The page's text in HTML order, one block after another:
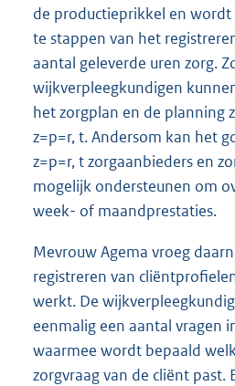
de productieprikkel en
te stappen van het
aantal geleverde uren zorg.
wijkverpleegkundigen
het zorgplan en de planning
z=p=r, t. Andersom kan het
z=p=r, t zorgaanbieders en
mogelijk ondersteunen om
week- of maandprestaties.
Mevrouw Agema vroeg
registreren van
werkt. De
eenmalig een aantal vragen
waarmee wordt bepaald
zorgvraag van de cliënt past.